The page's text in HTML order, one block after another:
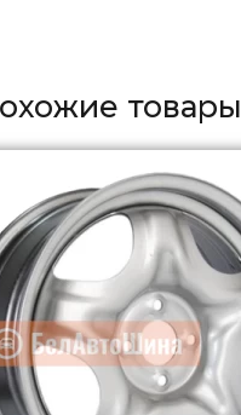
товары